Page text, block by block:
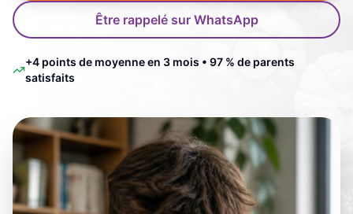
Être rappelé sur WhatsApp
+4 points de moyenne en 3 mois • 97 % de parents
satisfaits